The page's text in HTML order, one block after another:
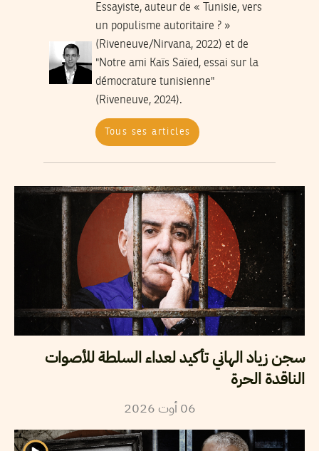
Essayiste, auteur de « Tunisie, vers
un populisme autoritaire ? »
(Riveneuve/Nirvana, 2022) et de
"Notre ami Kaïs Saïed, essai sur la
démocrature tunisienne"
(Riveneuve, 2024).
Tous ses articles
سجن زياد الهاني تأكيد لعداء السلطة للأصوات
الناقدة الحرة
06 أوت2026